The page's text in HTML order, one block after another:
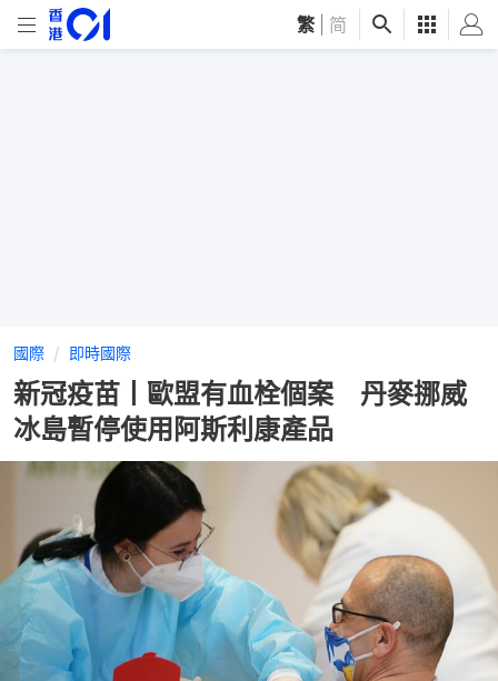
繁 简
國際 即時國際
新冠疫苗丨歐盟有血栓個案 丹麥挪威
冰島暫停使用阿斯利康產品